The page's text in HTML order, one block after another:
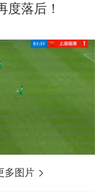
度落后！
多图片